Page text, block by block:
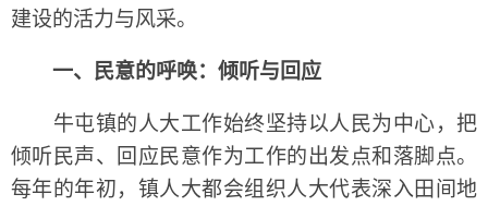
建设的活力与风采。
一、民意的呼唤：倾听与回应
牛屯镇的人大工作始终坚持以人民为中心，把
倾听民声、回应民意作为工作的出发点和落脚点。
每年的年初，镇人大都会组织人大代表深入田间地